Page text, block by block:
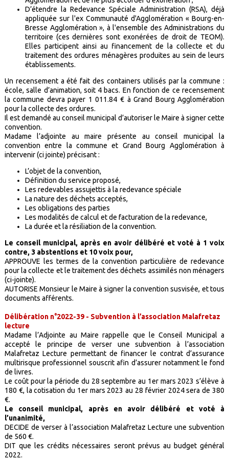
D’étendre la Redevance Spéciale Administration (RSA), déjà
appliquée sur l'ex Communauté d'Agglomération « Bourg-en-
Bresse Agglomération », à l'ensemble des Administrations du
territoire (ces dernières sont exonérées de droit de TEOM).
Elles participent ainsi au financement de la collecte et du
traitement des ordures ménagères produites au sein de leurs
établissements.
Un recensement a été fait des containers utilisés par la commune :
école, salle d’animation, soit 4 bacs. En fonction de ce recensement
la commune devra payer 1 011.84 € à Grand Bourg Agglomération
pour la collecte des ordures.
Il est demandé au conseil municipal d’autoriser le Maire à signer cette
convention.
Madame l’adjointe au maire présente au conseil municipal la
convention entre la commune et Grand Bourg Agglomération à
intervenir (ci jointe) précisant :
L’objet de la convention,
Définition du service proposé,
Les redevables assujettis à la redevance spéciale
La nature des déchets acceptés,
Les obligations des parties
Les modalités de calcul et de facturation de la redevance,
La durée et la résiliation de la convention.
Le conseil municipal, après en avoir délibéré et voté à 1 voix
contre, 3 abstentions et 10 voix pour,
APPROUVE les termes de la convention particulière de redevance
pour la collecte et le traitement des déchets assimilés non ménagers
(ci-jointe).
AUTORISE Monsieur le Maire à signer la convention susvisée, et tous
documents afférents.
Délibération n°2022-39 - Subvention à l’association Malafretaz
lecture
Madame l’Adjointe au Maire rappelle que le Conseil Municipal a
accepté le principe de verser une subvention à l’association
Malafretaz Lecture permettant de financer le contrat d’assurance
multirisque professionnel souscrit afin d’assurer notamment le fond
de livres.
Le coût pour la période du 28 septembre au 1er mars 2023 s’élève à
180 €, la cotisation du 1er mars 2023 au 28 février 2024 sera de 380
€.
Le conseil municipal, après en avoir délibéré et voté à
l’unanimité,
DECIDE de verser à l’association Malafretaz Lecture une subvention
de 560 €.
DIT que les crédits nécessaires seront prévus au budget général
2022.